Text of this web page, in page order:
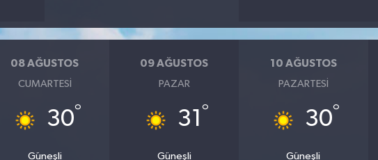
08 AĞUSTOS
CUMARTESI
30°
Güneşli
09 AĞUSTOS
PAZAR
31 °
Güneşli
10 AĞUSTOS
PAZARTESI
30°
Güneşli